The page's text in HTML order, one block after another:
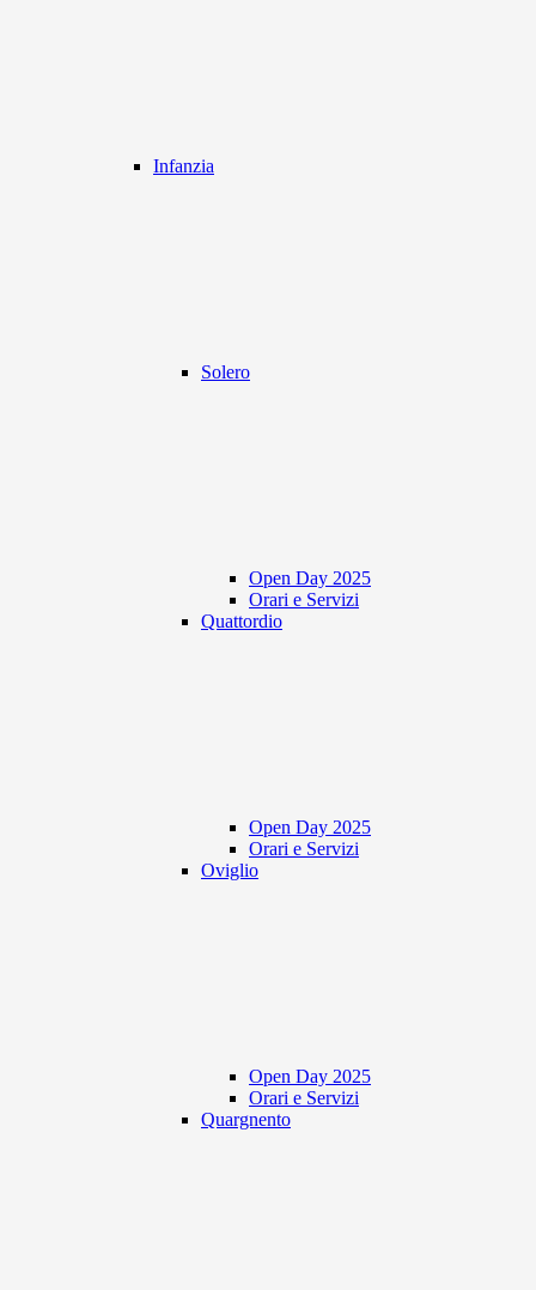
Infanzia
Solero
Open Day 2025
Orari e Servizi
Quattordio
Open Day 2025
Orari e Servizi
Oviglio
Open Day 2025
Orari e Servizi
Quargnento